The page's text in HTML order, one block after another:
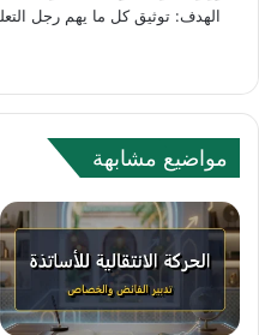
الهدف: توثيق كل ما يهم رجل
مواضيع مشابهة